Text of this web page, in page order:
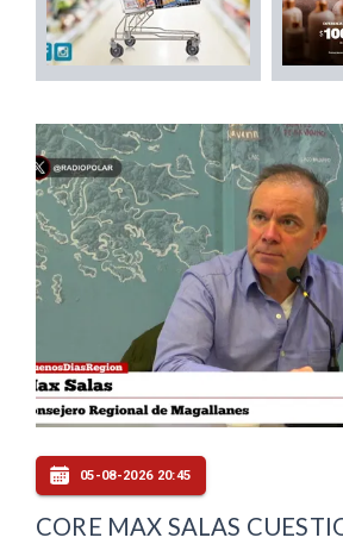
05-08-2026 20:45
CORE MAX SALAS